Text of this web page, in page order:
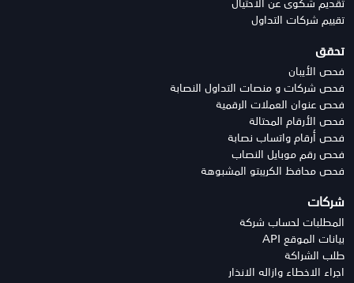
تقييم شركات التداول
تحقق
فحص الأيبان
فحص شركات و منصات التداول النصابة
فحص عنوان العملات الرقمية
فحص الأرقام المحتالة
فحص أرقام واتساب نصابة
فحص رقم موبايل النصاب
فحص محافظ الكريبتو المشبوهة
شركات
المطلبات لحساب شركة
بيانات الموقع API
طلب الشراكة
اجراء الاخطاء وازاله الانذار